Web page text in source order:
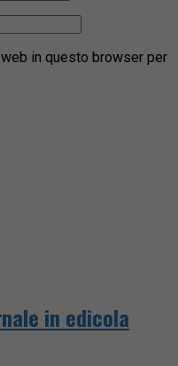
in questo browser per
in edicola